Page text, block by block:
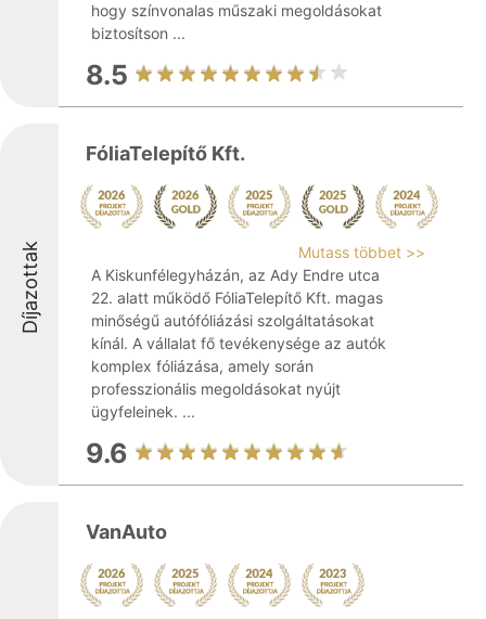
hogy színvonalas műszaki megoldásokat
biztosítson ...
8.5
Díjazottak
FóliaTelepítő Kft.
Mutass többet >>
A Kiskunfélegyházán, az Ady Endre utca
22. alatt működő FóliaTelepítő Kft. magas
minőségű autófóliázási szolgáltatásokat
kínál. A vállalat fő tevékenysége az autók
komplex fóliázása, amely során
professzionális megoldásokat nyújt
ügyfeleinek. ...
9.6
VanAuto